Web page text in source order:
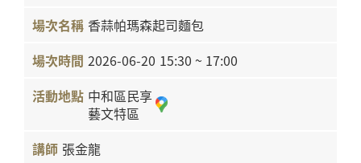
香蒜帕瑪森起司麵包
2026-06-20 15:30 ~ 17:00
中和區民享
藝文特區
張金龍